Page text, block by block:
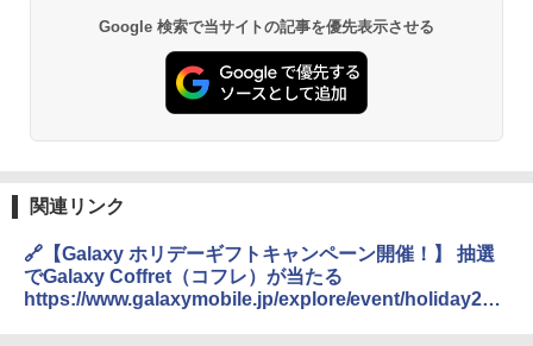
Google 検索で当サイトの記事を優先表示させる
関連リンク
🔗【Galaxy ホリデーギフトキャンペーン開催！】 抽選
でGalaxy Coffret（コフレ）が当たる
https://www.galaxymobile.jp/explore/event/holiday202